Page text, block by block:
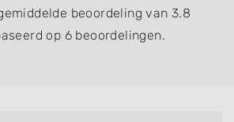
beoordeling van 3.8
op 6 beoordelingen.